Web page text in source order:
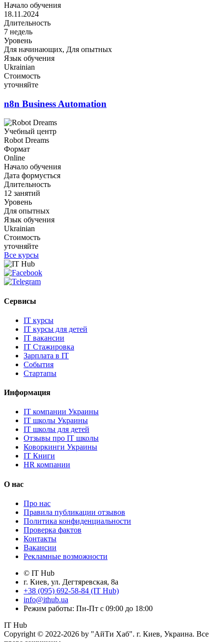
Начало обучения
18.11.2024
Длительность
7 недель
Уровень
Для начинающих, Для опытных
Язык обучения
Ukrainian
Стоимость
уточняйте
n8n Business Automation
Учебный центр
Robot Dreams
Формат
Online
Начало обучения
Дата формується
Длительность
12 занятий
Уровень
Для опытных
Язык обучения
Ukrainian
Стоимость
уточняйте
Все курсы
Сервисы
IT курсы
IT курсы для детей
IT вакансии
IT Стажировка
Зарплата в IT
События
Стартапы
Информация
IT компании Украины
IT школы Украины
IT школы для детей
Отзывы про IT школы
Коворкинги Украины
IT Книги
HR компании
О нас
Про нас
Правила публикации отзывов
Политика конфиденциальности
Проверка фактов
Контакты
Вакансии
Рекламные возможности
© IT Hub
г. Киев, ул. Дегтяревская, 8а
+38 (095) 692-58-84 (IT Hub)
info@ithub.ua
Режим работы: Пн-Пт с 09:00 до 18:00
IT Hub
Copyright © 2022-2026 by "АйТи Хаб". г. Киев, Украина. Все